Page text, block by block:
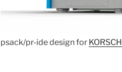
psack/pr-ide design for